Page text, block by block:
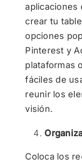
aplicaciones
crear tu
opciones
Pinterest y
plataformas
fáciles de
reunir los
visión.
Coloca los